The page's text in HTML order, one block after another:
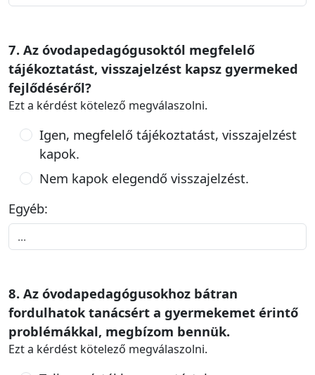
7. Az óvodapedagógusoktól megfelelő
tájékoztatást, visszajelzést kapsz gyermeked
fejlődéséről?
Ezt a kérdést kötelező megválaszolni.
Igen, megfelelő tájékoztatást, visszajelzést
kapok.
Nem kapok elegendő visszajelzést.
Egyéb:
8. Az óvodapedagógusokhoz bátran
fordulhatok tanácsért a gyermekemet érintő
problémákkal, megbízom bennük.
Ezt a kérdést kötelező megválaszolni.